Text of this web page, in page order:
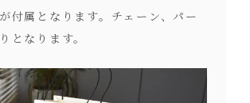
付属となります。チェーン、パー
となります。